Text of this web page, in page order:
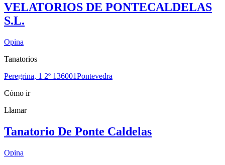
VELATORIOS DE PONTECALDELAS
S.L.
Opina
Tanatorios
Peregrina, 1 2º 136001Pontevedra
Cómo ir
Llamar
Tanatorio De Ponte Caldelas
Opina